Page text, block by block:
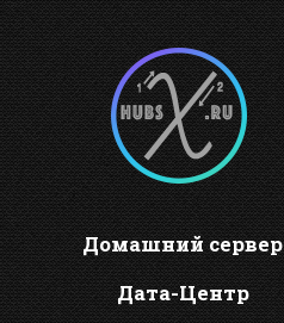
Домашний сервер
Дата-Центр